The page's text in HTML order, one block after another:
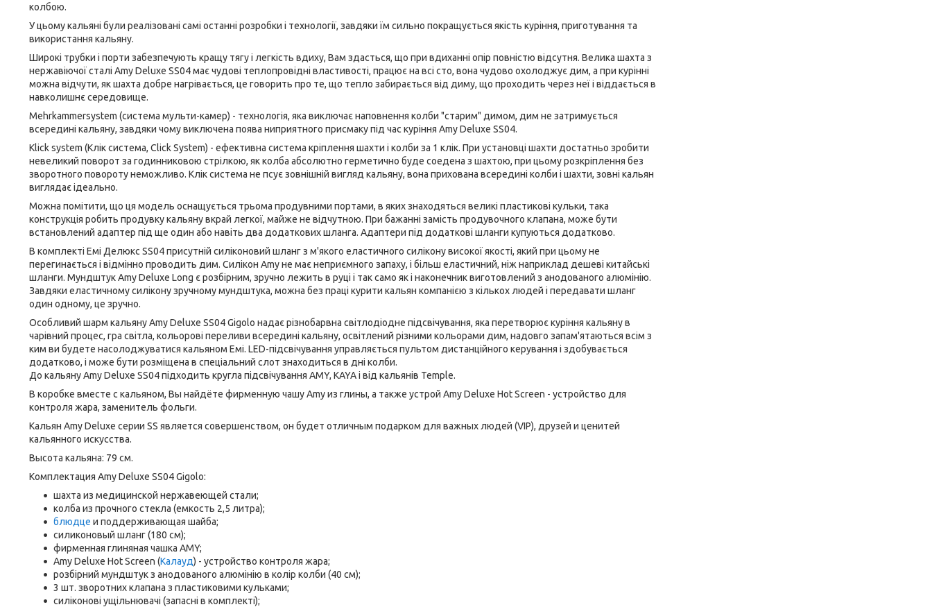
колбою.
У цьому кальяні були реалізовані самі останні розробки і технології, завдяки їм сильно покращується якість куріння, приготування та
використання кальяну.
Широкі трубки і порти забезпечують кращу тягу і легкість вдиху, Вам здасться, що при вдиханні опір повністю відсутня. Велика шахта з
нержавіючої сталі Amy Deluxe SS04 має чудові теплопровідні властивості, працює на всі сто, вона чудово охолоджує дим, а при курінні
можна відчути, як шахта добре нагрівається, це говорить про те, що тепло забирається від диму, що проходить через неї і віддається в
навколишнє середовище.
Mehrkammersystem (система мульти-камер) - технологія, яка виключає наповнення колби "старим" димом, дим не затримується
всередині кальяну, завдяки чому виключена поява ниприятного присмаку під час куріння Amy Deluxe SS04.
Klick system (Клік система, Click System) - ефективна система кріплення шахти і колби за 1 клік. При установці шахти достатньо зробити
невеликий поворот за годинниковою стрілкою, як колба абсолютно герметично буде соедена з шахтою, при цьому розкріплення без
зворотного повороту неможливо. Клік система не псує зовнішній вигляд кальяну, вона прихована всередині колби і шахти, зовні кальян
виглядає ідеально.
Можна помітити, що ця модель оснащується трьома продувними портами, в яких знаходяться великі пластикові кульки, така
конструкція робить продувку кальяну вкрай легкої, майже не відчутною. При бажанні замість продувочного клапана, може бути
встановлений адаптер під ще один або навіть два додаткових шланга. Адаптери під додаткові шланги купуються додатково.
В комплекті Емі Делюкс SS04 присутній силіконовий шланг з м'якого еластичного силікону високої якості, який при цьому не
перегинається і відмінно проводить дим. Силікон Amy не має неприємного запаху, і більш еластичний, ніж наприклад дешеві китайські
шланги. Мундштук Amy Deluxe Long є розбірним, зручно лежить в руці і так само як і наконечник виготовлений з анодованого алюмінію.
Завдяки еластичному силікону зручному мундштука, можна без праці курити кальян компанією з кількох людей і передавати шланг
один одному, це зручно.
Особливий шарм кальяну Amy Deluxe SS04 Gigolo надає різнобарвна світлодіодне підсвічування, яка перетворює куріння кальяну в
чарівний процес, гра світла, кольорові переливи всередині кальяну, освітлений різними кольорами дим, надовго запам'ятаються всім з
ким ви будете насолоджуватися кальяном Емі. LED-підсвічування управляється пультом дистанційного керування і здобувається
додатково, і може бути розміщена в спеціальний слот знаходиться в дні колби.
До кальяну Amy Deluxe SS04 підходить кругла підсвічування AMY, KAYA і від кальянів Temple.
В коробке вместе с кальяном, Вы найдёте фирменную чашу Amy из глины, а также устрой Amy Deluxe Hot Screen - устройство для
контроля жара, заменитель фольги.
Кальян Amy Deluxe серии SS является совершенством, он будет отличным подарком для важных людей (VIP), друзей и ценитей
кальянного искусства.
Высота кальяна: 79 см.
Комплектация Amy Deluxe SS04 Gigolo:
шахта из медицинской нержавеющей стали;
колба из прочного стекла (емкость 2,5 литра);
блюдце и поддерживающая шайба;
силиконовый шланг (180 см);
фирменная глиняная чашка AMY;
Amy Deluxe Hot Screen (Калауд) - устройство контроля жара;
розбірний мундштук з анодованого алюмінію в колір колби (40 см);
3 шт. зворотних клапана з пластиковими кульками;
силіконові ущільнювачі (запасні в комплекті);